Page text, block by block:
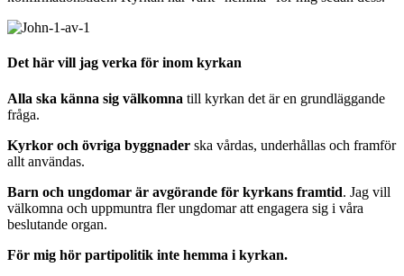
Det här vill jag verka för inom kyrkan
Alla ska känna sig välkomna till kyrkan det är en grundläggande
fråga.
Kyrkor och övriga byggnader ska vårdas, underhållas och framför
allt användas.
Barn och ungdomar är avgörande för kyrkans framtid. Jag vill
välkomna och uppmuntra fler ungdomar att engagera sig i våra
beslutande organ.
För mig hör partipolitik inte hemma i kyrkan.